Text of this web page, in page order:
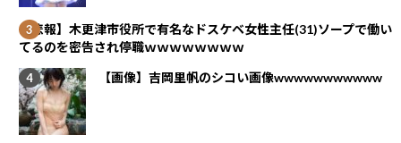
【悲報】木更津市役所で有名なドスケベ女性主任(31)ソープで働い
てるのを密告され停職ｗｗｗｗｗｗｗｗ
【画像】吉岡里帆のシコい画像wwwwwwwwwww